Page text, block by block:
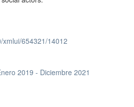
654321/14012
2019 - Diciembre 2021